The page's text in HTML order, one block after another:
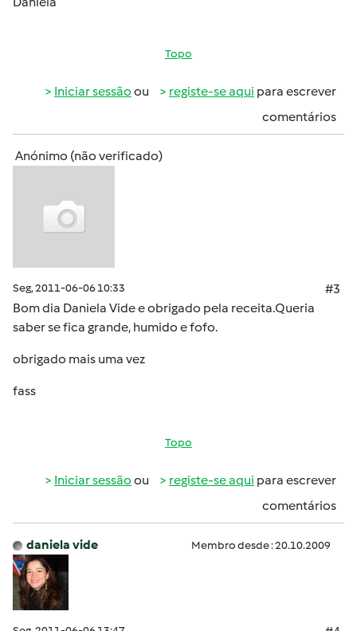
Topo
Iniciar sessão ou registe-se aqui para escrever
comentários
Anónimo (não verificado)
Seg, 2011-06-06 10:33
#3
Bom dia Daniela Vide e obrigado pela receita.Queria
saber se fica grande, humido e fofo.
obrigado mais uma vez
fass
Topo
Iniciar sessão ou registe-se aqui para escrever
comentários
daniela vide Membro desde : 20.10.2009